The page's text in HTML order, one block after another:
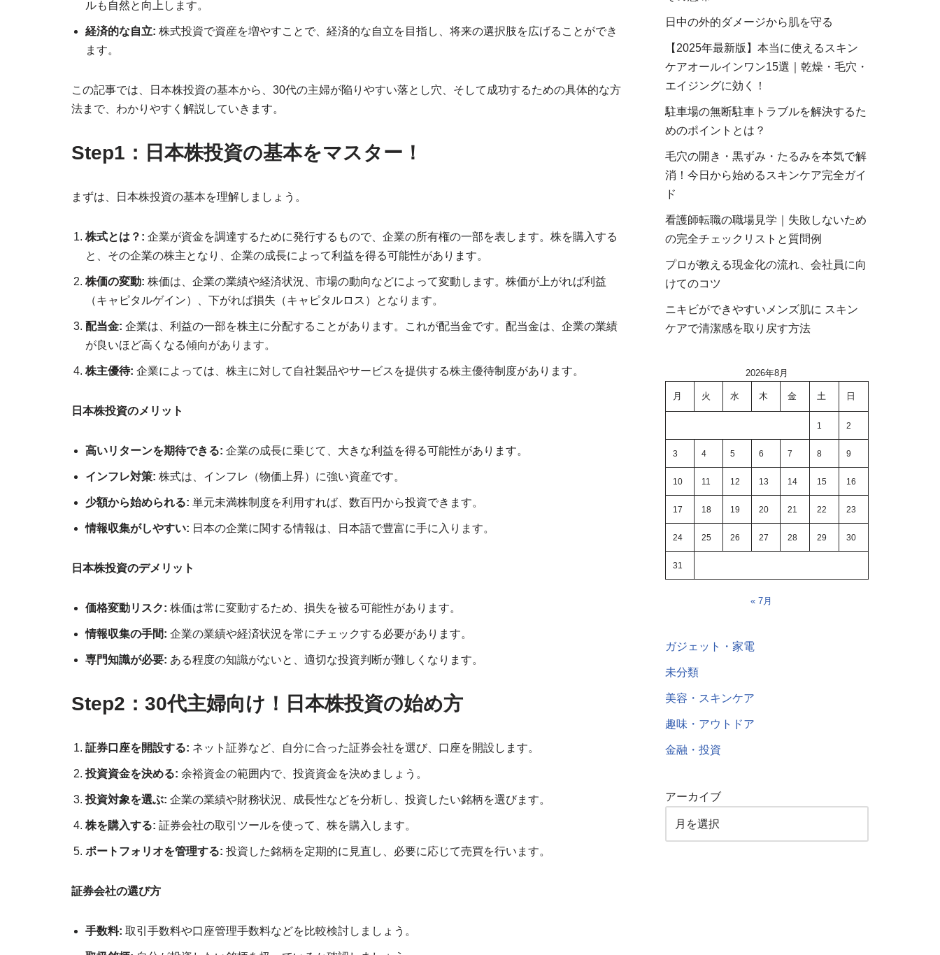
ルも自然と向上します。
経済的な自立: 株式投資で資産を増やすことで、経済的な自立を目指し、将来の選択肢を広げることができ
ます。
この記事では、日本株投資の基本から、30代の主婦が陥りやすい落とし穴、そして成功するための具体的な方
法まで、わかりやすく解説していきます。
Step1：日本株投資の基本をマスター！
まずは、日本株投資の基本を理解しましょう。
株式とは？: 企業が資金を調達するために発行するもので、企業の所有権の一部を表します。株を購入する
と、その企業の株主となり、企業の成長によって利益を得る可能性があります。
株価の変動: 株価は、企業の業績や経済状況、市場の動向などによって変動します。株価が上がれば利益
（キャピタルゲイン）、下がれば損失（キャピタルロス）となります。
配当金: 企業は、利益の一部を株主に分配することがあります。これが配当金です。配当金は、企業の業績
が良いほど高くなる傾向があります。
株主優待: 企業によっては、株主に対して自社製品やサービスを提供する株主優待制度があります。
日本株投資のメリット
高いリターンを期待できる: 企業の成長に乗じて、大きな利益を得る可能性があります。
インフレ対策: 株式は、インフレ（物価上昇）に強い資産です。
少額から始められる: 単元未満株制度を利用すれば、数百円から投資できます。
情報収集がしやすい: 日本の企業に関する情報は、日本語で豊富に手に入ります。
日本株投資のデメリット
価格変動リスク: 株価は常に変動するため、損失を被る可能性があります。
情報収集の手間: 企業の業績や経済状況を常にチェックする必要があります。
専門知識が必要: ある程度の知識がないと、適切な投資判断が難しくなります。
Step2：30代主婦向け！日本株投資の始め方
証券口座を開設する: ネット証券など、自分に合った証券会社を選び、口座を開設します。
投資資金を決める: 余裕資金の範囲内で、投資資金を決めましょう。
投資対象を選ぶ: 企業の業績や財務状況、成長性などを分析し、投資したい銘柄を選びます。
株を購入する: 証券会社の取引ツールを使って、株を購入します。
ポートフォリオを管理する: 投資した銘柄を定期的に見直し、必要に応じて売買を行います。
証券会社の選び方
手数料: 取引手数料や口座管理手数料などを比較検討しましょう。
日中の外的ダメージから肌を守る
【2025年最新版】本当に使えるスキン
ケアオールインワン15選｜乾燥・毛穴・
エイジングに効く！
駐車場の無断駐車トラブルを解決するた
めのポイントとは？
毛穴の開き・黒ずみ・たるみを本気で解
消！今日から始めるスキンケア完全ガイ
ド
看護師転職の職場見学｜失敗しないため
の完全チェックリストと質問例
プロが教える現金化の流れ、会社員に向
けてのコツ
ニキビができやすいメンズ肌に スキン
ケアで清潔感を取り戻す方法
2026年8月
月 火 水 木 金 土 日
1 2
3 4 5 6 7 8 9
10 11 12 13 14 15 16
17 18 19 20 21 22 23
24 25 26 27 28 29 30
31
« 7月
ガジェット・家電
未分類
美容・スキンケア
趣味・アウトドア
金融・投資
アーカイブ